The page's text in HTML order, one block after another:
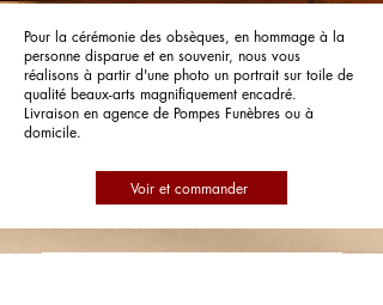
Pour la cérémonie des obsèques, en hommage à la
personne disparue et en souvenir, nous vous
réalisons à partir d'une photo un portrait sur toile de
qualité beaux-arts magnifiquement encadré.
Livraison en agence de Pompes Funèbres ou à
domicile.
Voir et commander